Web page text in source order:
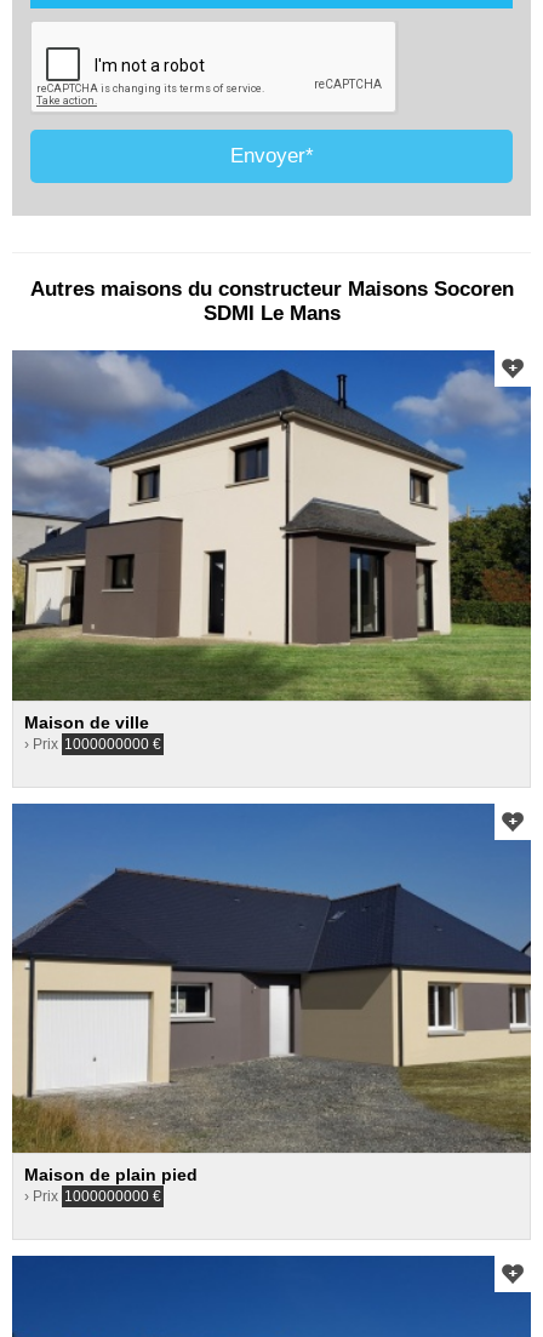
Les données sont conservées pendant une durée de 18 mois
courant à partir des derniers contacts effectifs entre comparateur-
constructeur.com et vous ou comparateur-constructeur.com et un
membre de la maîtrise d'oeuvre en rapport avec ce projet et qui
serait en relation avec comparateur-constructeur sur ce projet.
Conformément à la loi « informatique et libertés », vous pouvez
rectifier en contactant : Vitaweb, 7 bis rue de l'Héronière, 17220
SALLES-SUR-MER - FRANCE. Tél. 07.86.24.07.28 -
contact@comparateur-constructeur.com
Envoyer*
Autres maisons du constructeur Maisons Socoren
SDMI Le Mans
Maison de ville
› Prix 1000000000 €
Maison de plain pied
› Prix 1000000000 €